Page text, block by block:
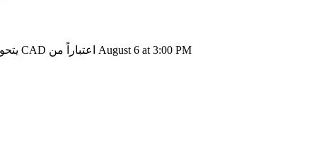
BTTC إلى CAD: 1 BitTorrent يتحول إلى $0 CAD اعتباراً من August 6 at 3:00 PM